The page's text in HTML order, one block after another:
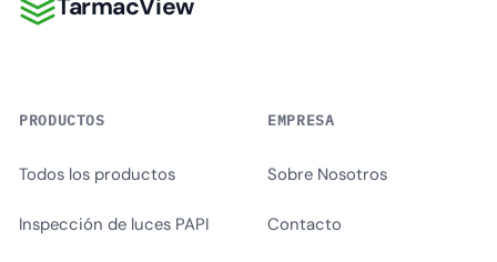
TarmacView
TarmacView
PRODUCTOS
Todos los productos
Inspección de luces PAPI
EMPRESA
Sobre Nosotros
Contacto